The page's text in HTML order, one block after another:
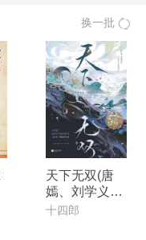
换一批
天下无双(唐
嫣、刘学义主
演《念无双》
十四郎